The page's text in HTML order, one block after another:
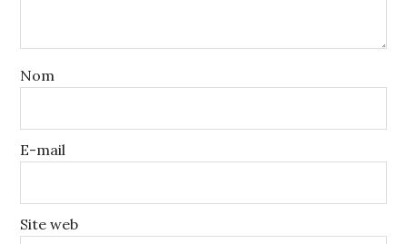
Nom
E-mail
Site web